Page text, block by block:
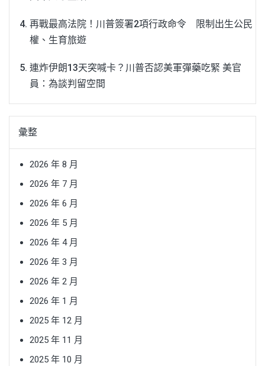
再戰最高法院！川普簽署2項行政命令 限制出生公民
權、生育旅遊
連炸伊朗13天突喊卡？川普否認美軍彈藥吃緊 美官
員：為談判留空間
彙整
2026 年 8 月
2026 年 7 月
2026 年 6 月
2026 年 5 月
2026 年 4 月
2026 年 3 月
2026 年 2 月
2026 年 1 月
2025 年 12 月
2025 年 11 月
2025 年 10 月